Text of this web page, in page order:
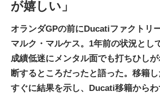
が嬉しい」
オランダGPの前にDucatiファクトリ
マルク・マルケス。1年前の状況とし
成績低迷にメンタル面でも打ちひし
断するところだったと語った。移籍
すぐに結果を示し、Ducati移籍から